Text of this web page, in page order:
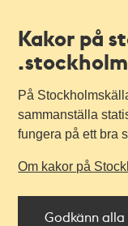
Kakor på
På
sammanställa
fungera på ett bra
Om kakor på
Godkänn alla